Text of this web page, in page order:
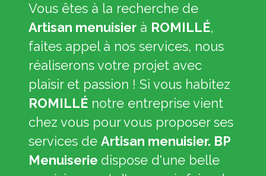
Vous êtes à la recherche de
Artisan menuisier à ROMILLÉ,
faites appel à nos services, nous
réaliserons votre projet avec
plaisir et passion ! Si vous habitez
ROMILLÉ notre entreprise vient
chez vous pour vous proposer ses
services de Artisan menuisier. BP
Menuiserie dispose d'une belle